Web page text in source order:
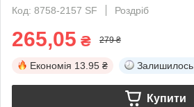
Код: 8758-2157 SF
Роздріб
265,05 ₴ 279 ₴
Економія 13.95 ₴ Залишилось
Купити